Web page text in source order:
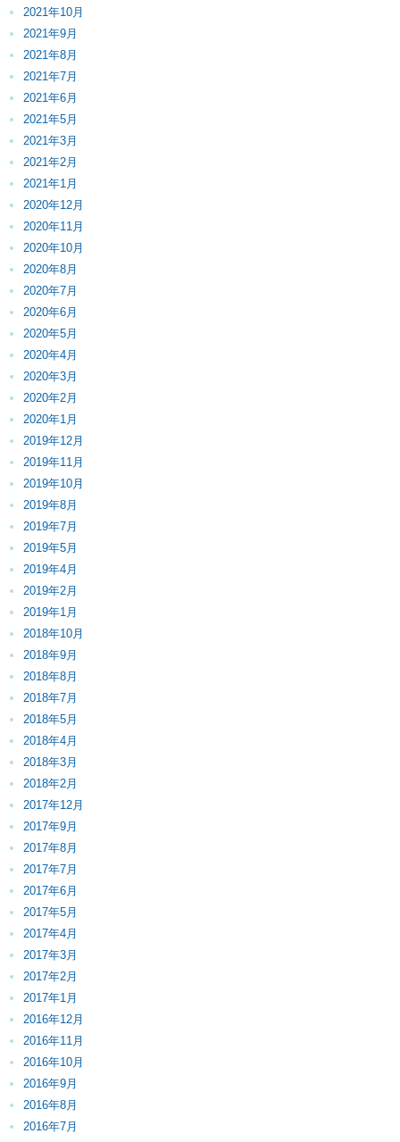
2021年10月
2021年9月
2021年8月
2021年7月
2021年6月
2021年5月
2021年3月
2021年2月
2021年1月
2020年12月
2020年11月
2020年10月
2020年8月
2020年7月
2020年6月
2020年5月
2020年4月
2020年3月
2020年2月
2020年1月
2019年12月
2019年11月
2019年10月
2019年8月
2019年7月
2019年5月
2019年4月
2019年2月
2019年1月
2018年10月
2018年9月
2018年8月
2018年7月
2018年5月
2018年4月
2018年3月
2018年2月
2017年12月
2017年9月
2017年8月
2017年7月
2017年6月
2017年5月
2017年4月
2017年3月
2017年2月
2017年1月
2016年12月
2016年11月
2016年10月
2016年9月
2016年8月
2016年7月